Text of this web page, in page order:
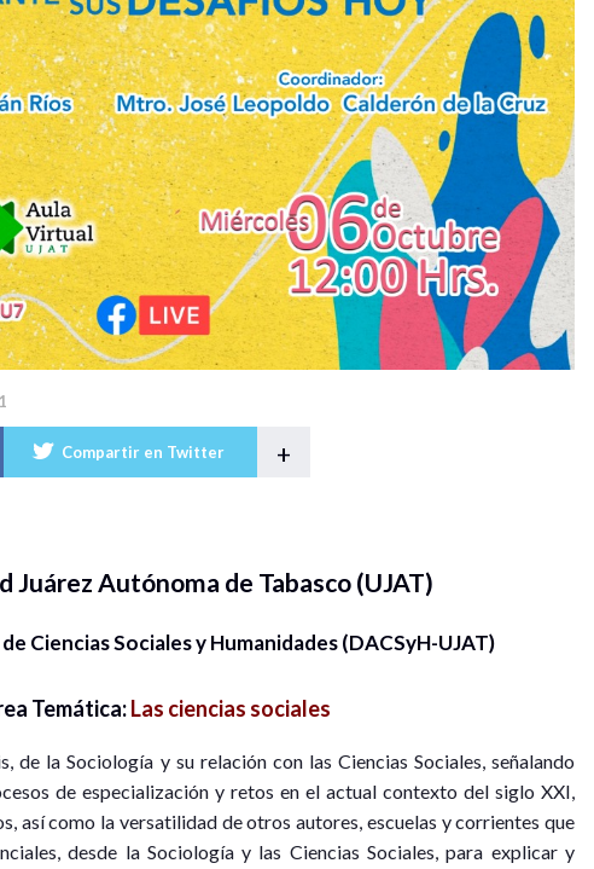
Compartir en Twitter +
Juárez Autónoma de Tabasco (UJAT)
Ciencias Sociales y Humanidades (DACSyH-UJAT)
Temática:Las ciencias sociales
de la Sociología y su relación con las Ciencias Sociales, señalando
de especialización y retos en el actual contexto del siglo XXI,
así como la versatilidad de otros autores, escuelas y corrientes que
desde la Sociología y las Ciencias Sociales, para explicar y